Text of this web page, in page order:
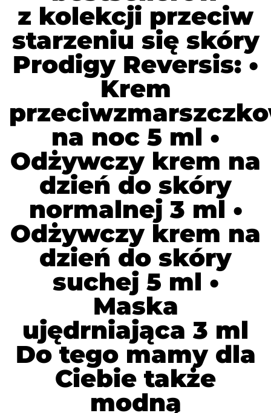
z kolekcji przeciw
starzeniu się skóry
Prodigy Reversis: •
Krem
na noc 5 ml •
Odżywczy krem na
dzień do skóry
normalnej 3 ml •
Odżywczy krem na
dzień do skóry
suchej 5 ml •
Maska
ujędrniająca 3 ml
Do tego mamy dla
Ciebie także
modną